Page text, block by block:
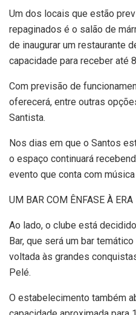
Um dos locais que estão
repaginados é o salão de
de inaugurar um restaurante
capacidade para receber até
Com previsão de
oferecerá, entre outras
Santista.
Nos dias em que o Santos
o espaço continuará
evento que conta com
UM BAR COM ÊNFASE À ERA
Ao lado, o clube está
Bar, que será um bar
voltada às grandes
Pelé.
O estabelecimento também